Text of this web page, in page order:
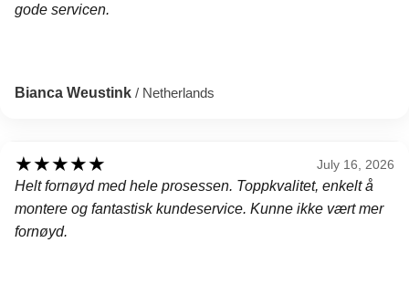
gode servicen.
Bianca Weustink / Netherlands
★★★★★ July 16, 2026
Helt fornøyd med hele prosessen. Toppkvalitet, enkelt å
montere og fantastisk kundeservice. Kunne ikke vært mer
fornøyd.